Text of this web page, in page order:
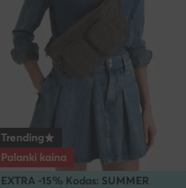
EXTRA -15% Kodas: SUMMER
Trending
Palanki kaina